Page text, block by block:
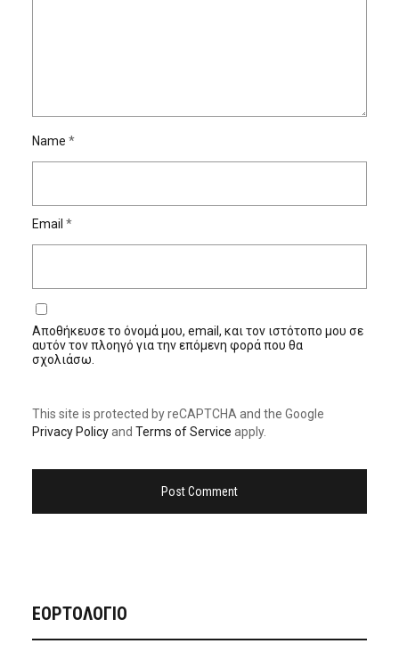
Name *
Email *
Αποθήκευσε το όνομά μου, email, και τον ιστότοπο μου σε
αυτόν τον πλοηγό για την επόμενη φορά που θα
σχολιάσω.
This site is protected by reCAPTCHA and the Google
Privacy Policyand Terms of Service apply.
ΕΟΡΤΟΛΟΓΙΟ